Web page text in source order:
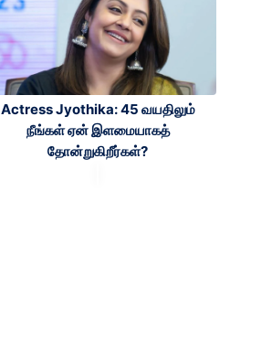
Actress Jyothika: 45 வயதிலும்
நீங்கள் ஏன் இளமையாகத்
தோன்றுகிறீர்கள்?